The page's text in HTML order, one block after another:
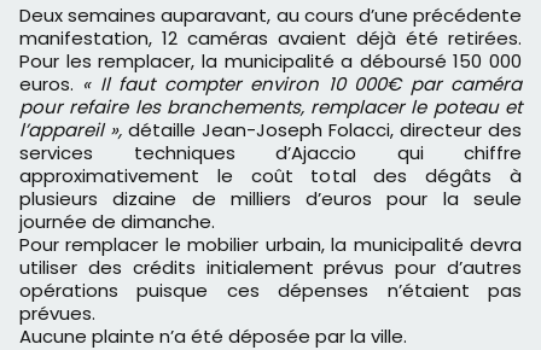
Deux semaines auparavant, au cours d’une précédente
manifestation, 12 caméras avaient déjà été retirées.
Pour les remplacer, la municipalité a déboursé 150 000
euros. « Il faut compter environ 10 000€ par caméra
pour refaire les branchements, remplacer le poteau et
l’appareil », détaille Jean-Joseph Folacci, directeur des
services techniques d’Ajaccio qui chiffre
approximativement le coût total des dégâts à
plusieurs dizaine de milliers d’euros pour la seule
journée de dimanche.
Pour remplacer le mobilier urbain, la municipalité devra
utiliser des crédits initialement prévus pour d’autres
opérations puisque ces dépenses n’étaient pas
prévues.
Aucune plainte n’a été déposée par la ville.